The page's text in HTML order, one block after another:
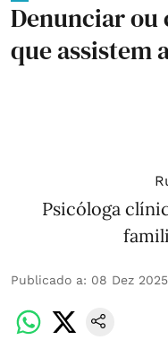
Denunciar ou
que assistem
Psicóloga
Publicado a: 08 Dez